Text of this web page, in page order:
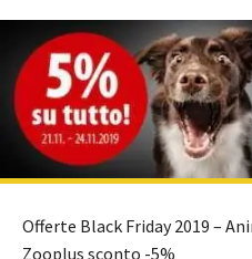
Offerte Black Friday 2019 –
Zooplus sconto -5%